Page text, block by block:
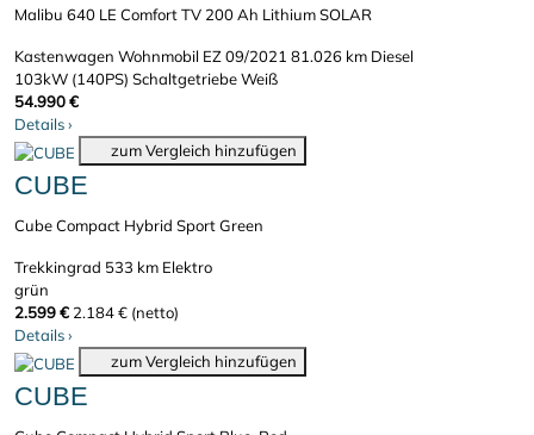
Malibu 640 LE Comfort TV 200 Ah Lithium SOLAR
Kastenwagen Wohnmobil EZ 09/2021 81.026 km Diesel
103kW (140PS) SchaltgetriebeWeiß
54.990 €
Details›
zum Vergleich hinzufügen
CUBE
Cube Compact Hybrid Sport Green
Trekkingrad 533 km Elektro
grün
2.599 € 2.184 € (netto)
Details›
zum Vergleich hinzufügen
CUBE